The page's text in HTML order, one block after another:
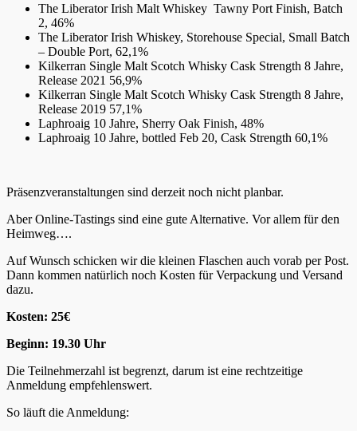
The Liberator Irish Malt Whiskey Tawny Port Finish, Batch
2, 46%
The Liberator Irish Whiskey, Storehouse Special, Small Batch
– Double Port, 62,1%
Kilkerran Single Malt Scotch Whisky Cask Strength 8 Jahre,
Release 2021 56,9%
Kilkerran Single Malt Scotch Whisky Cask Strength 8 Jahre,
Release 2019 57,1%
Laphroaig 10 Jahre, Sherry Oak Finish, 48%
Laphroaig 10 Jahre, bottled Feb 20, Cask Strength 60,1%
Präsenzveranstaltungen sind derzeit noch nicht planbar.
Aber Online-Tastings sind eine gute Alternative. Vor allem für den
Heimweg….
Auf Wunsch schicken wir die kleinen Flaschen auch vorab per Post.
Dann kommen natürlich noch Kosten für Verpackung und Versand
dazu.
Kosten: 25€
Beginn: 19.30 Uhr
Die Teilnehmerzahl ist begrenzt, darum ist eine rechtzeitige
Anmeldung empfehlenswert.
So läuft die Anmeldung: